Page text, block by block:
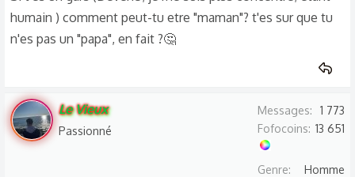
humain ) comment peut-tu etre "maman"? t'es sur que tu
n'es pas un "papa", en fait ?🤔
Le Vieux
Passionné
Messages
1 773
Fofocoins 13 651
Genre Homme